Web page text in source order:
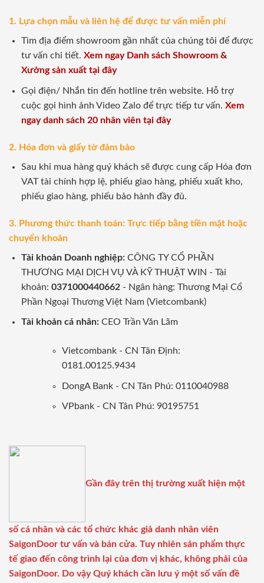
1. Lựa chọn mẫu và liên hệ để được tư vấn miễn phí
Tìm địa điểm showroom gần nhất của chúng tôi để được
tư vấn chi tiết. Xem ngay Danh sách Showroom &
Xưởng sản xuất tại đây
Gọi điện/ Nhắn tin đến hotline trên website. Hỗ trợ
cuộc gọi hình ảnh Video Zalo để trực tiếp tư vấn. Xem
ngay danh sách 20 nhân viên tại đây
2. Hóa đơn và giấy tờ đảm bảo
Sau khi mua hàng quý khách sẽ được cung cấp Hóa đơn
VAT tài chính hợp lệ, phiếu giao hàng, phiếu xuất kho,
phiếu giao hàng, phiếu bảo hành đầy đủ.
3. Phương thức thanh toán: Trực tiếp bằng tiền mặt hoặc
chuyển khoản
Tài khoản Doanh nghiệp:CÔNG TY CỔ PHẦN
THƯƠNG MẠI DỊCH VỤ VÀ KỸ THUẬT WIN - Tài
khoản: 0371000440662- Ngân hàng: Thương Mại Cổ
Phần Ngoại Thương Việt Nam (Vietcombank)
Tài khoản cá nhân: CEO Trần Văn Lãm
Vietcombank - CN Tân Định:
0181.00125.9434
DongA Bank - CN Tân Phú: 0110040988
VPbank - CN Tân Phú: 90195751
Gần đây trên thị trường xuất hiện một
số cá nhân và các tổ chức khác giả danh nhân viên
SaigonDoor tư vấn và bán cửa. Tuy nhiên sản phẩm thực
tế giao đến công trình lại của đơn vị khác, không phải của
SaigonDoor. Do vậy Quý khách cần lưu ý một số vấn đề